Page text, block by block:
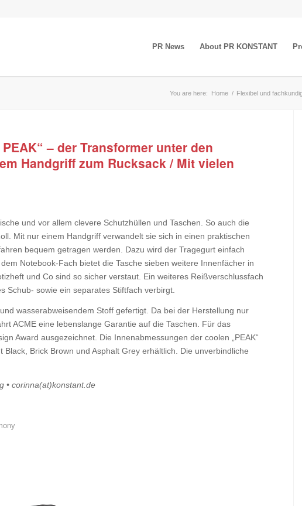
PR News About PR KONSTANT
You are here: Home / Flexibel und
– der Transformer unter den
Handgriff zum Rucksack / Mit vielen
und vor allem clevere Schutzhüllen und Taschen. So auch die
Mit nur einem Handgriff verwandelt sie sich in einen praktischen
bequem getragen werden. Dazu wird der Tragegurt einfach
Notebook-Fach bietet die Tasche sieben weitere Innenfächer in
und Co sind so sicher verstaut. Ein weiteres Reißverschlussfach
Schub- sowie ein separates Stiftfach verbirgt.
wasserabweisendem Stoff gefertigt. Da bei der Herstellung nur
ACME eine lebenslange Garantie auf die Taschen. Für das
Award ausgezeichnet. Die Innenabmessungen der coolen „PEAK“
Brick Brown und Asphalt Grey erhältlich. Die unverbindliche
• corinna(at)konstant.de